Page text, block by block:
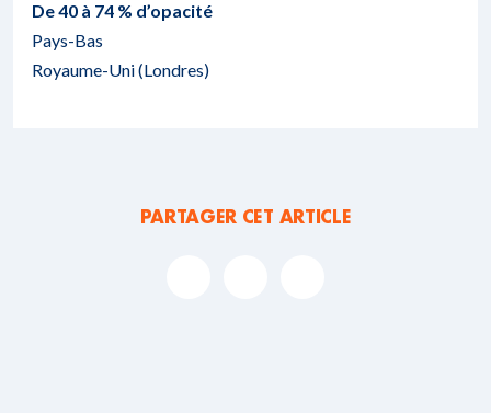
De 40 à 74 % d’opacité
Pays-Bas
Royaume-Uni (Londres)
PARTAGER CET ARTICLE